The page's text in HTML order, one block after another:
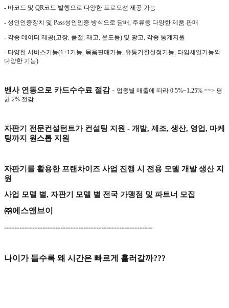
- 바코드 및 QR코드 발행으로 다양한 프로모션 제공 가능
- 성인인증장치 및 Pass성인인증 방식으로 담배, 주류등 다양한 제품 판매
- 각종 데이터 제공(고장, 품절, 재고, 온도등) 및 광고, 각종 통계지원
- 다양한 서비스기능(1+1기능, 묶음판매기능, 유통기한설정기능, 타임세일기능외
다양한 기능)
벤사 연동으로 카드수수료 절감- 업종별 매출에 따라 0.5%~1.25% ==> 평
균 2% 절감
자판기 전문컨설턴트가 컨설팅 지원 - 개발, 제조, 생산, 영업, 마케
팅까지 원스톱 지원
자판기를 활용한 프랜차이즈 사업 진행 시 전용 모델 개발 생산 지
원
사업 모델 별, 자판기 모델 별 전국 가맹점 및 파트너 모집
㈜에스앤브이
----------------------------------------------------------
나이가 들수록 왜 시간은 빠르게 흘러갈까???